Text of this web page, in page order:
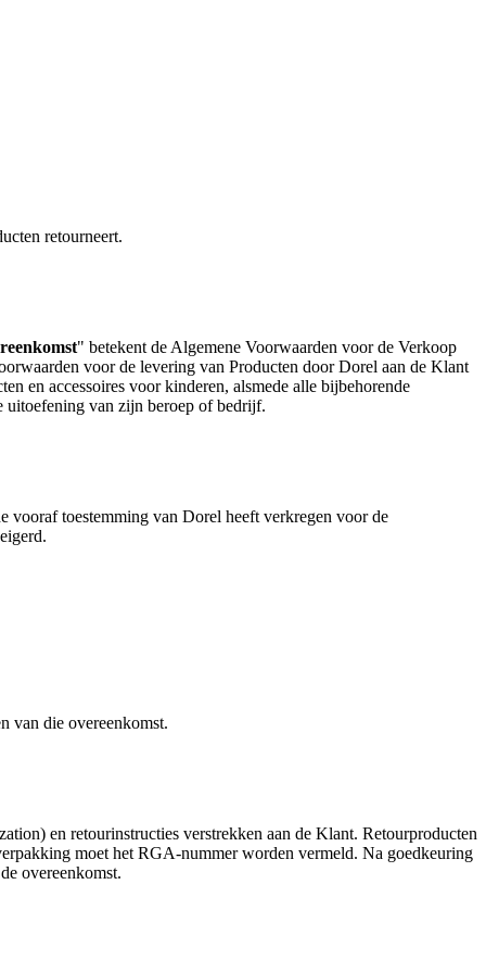
retourneert.
" betekent de Algemene Voorwaarden voor de Verkoop
voor de levering van Producten door Dorel aan de Klant
en accessoires voor kinderen, alsmede alle bijbehorende
uitoefening van zijn beroep of bedrijf.
vooraf toestemming van Dorel heeft verkregen voor de
van die overeenkomst.
en retourinstructies verstrekken aan de Klant. Retourproducten
moet het RGA-nummer worden vermeld. Na goedkeuring
overeenkomst.